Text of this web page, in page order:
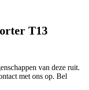
T13
van deze ruit.
met ons op. Bel